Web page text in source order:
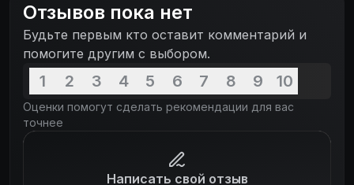
Отзывов пока нет
Будьте первым кто оставит комментарий и
помогите другим с выбором.
1 2 3 4 5 6 7 8 9 10
Оценки помогут сделать рекомендации для вас
точнее
Написать свой отзыв